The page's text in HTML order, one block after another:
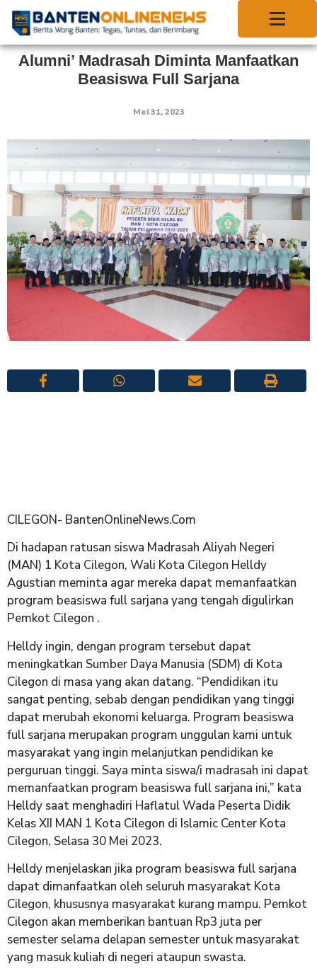
Alumni’ Madrasah Diminta Manfaatkan
Beasiswa Full Sarjana
Mei 31, 2023
CILEGON- BantenOnlineNews.Com
Di hadapan ratusan siswa Madrasah Aliyah Negeri
(MAN) 1 Kota Cilegon, Wali Kota Cilegon Helldy
Agustian meminta agar mereka dapat memanfaatkan
program beasiswa full sarjana yang tengah digulirkan
Pemkot Cilegon .
Helldy ingin, dengan program tersebut dapat
meningkatkan Sumber Daya Manusia (SDM) di Kota
Cilegon di masa yang akan datang. “Pendidikan itu
sangat penting, sebab dengan pendidikan yang tinggi
dapat merubah ekonomi keluarga. Program beasiswa
full sarjana merupakan program unggulan kami untuk
masyarakat yang ingin melanjutkan pendidikan ke
perguruan tinggi. Saya minta siswa/i madrasah ini dapat
memanfaatkan program beasiswa full sarjana ini,” kata
Helldy saat menghadiri Haflatul Wada Peserta Didik
Kelas XII MAN 1 Kota Cilegon di Islamic Center Kota
Cilegon, Selasa 30 Mei 2023.
Helldy menjelaskan jika program beasiswa full sarjana
dapat dimanfaatkan oleh seluruh masyarakat Kota
Cilegon, khususnya masyarakat kurang mampu. Pemkot
Cilegon akan memberikan bantuan Rp3 juta per
semester selama delapan semester untuk masyarakat
yang masuk kuliah di negeri ataupun swasta.